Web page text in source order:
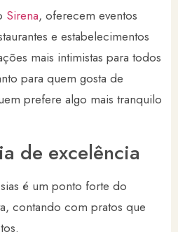
Sirena, oferecem eventos
e estabelecimentos
mais intimistas para todos
para quem gosta de
prefere algo mais tranquilo​
de excelência
é um ponto forte do
contando com pratos que